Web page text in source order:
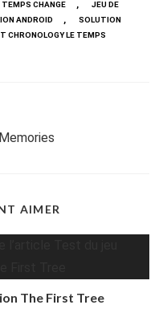
TEMPS CHANGE ,
JEU DE
ANDROID ,
SOLUTION
CHRONOLOGY LE TEMPS
AIMER
The First Tree